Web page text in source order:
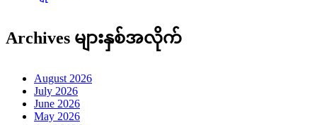
Archives များနှစ်အလိုက်
August 2026
July 2026
June 2026
May 2026